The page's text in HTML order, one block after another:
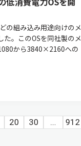
の組み込み用途向けのメ
た。このOSを同社製のメ
から3840×2160への
20 30 ... 912